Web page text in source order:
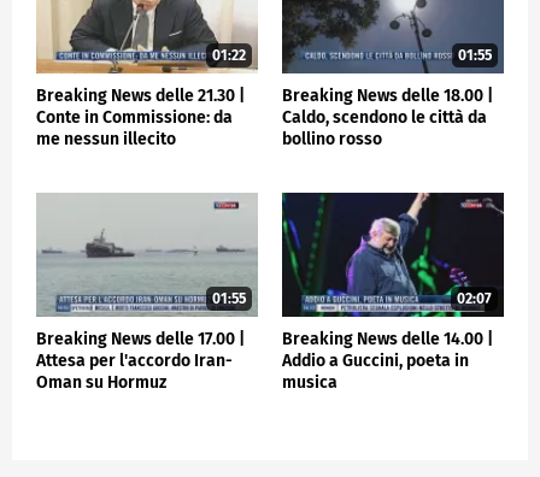
01:22
Breaking News delle 21.30 |
Conte in Commissione: da
me nessun illecito
01:55
Breaking News delle 18.00 |
Caldo, scendono le città da
bollino rosso
01:55
Breaking News delle 17.00 |
Attesa per l'accordo Iran-
Oman su Hormuz
02:07
Breaking News delle 14.00 |
Addio a Guccini, poeta in
musica